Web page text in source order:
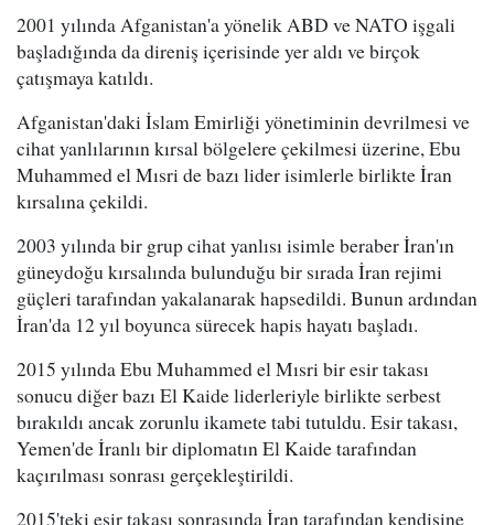
2001 yılında Afganistan'a yönelik ABD ve NATO işgali
başladığında da direniş içerisinde yer aldı ve birçok
çatışmaya katıldı.
Afganistan'daki İslam Emirliği yönetiminin devrilmesi ve
cihat yanlılarının kırsal bölgelere çekilmesi üzerine, Ebu
Muhammed el Mısri de bazı lider isimlerle birlikte İran
kırsalına çekildi.
2003 yılında bir grup cihat yanlısı isimle beraber İran'ın
güneydoğu kırsalında bulunduğu bir sırada İran rejimi
güçleri tarafından yakalanarak hapsedildi. Bunun ardından
İran'da 12 yıl boyunca sürecek hapis hayatı başladı.
2015 yılında Ebu Muhammed el Mısri bir esir takası
sonucu diğer bazı El Kaide liderleriyle birlikte serbest
bırakıldı ancak zorunlu ikamete tabi tutuldu. Esir takası,
Yemen'de İranlı bir diplomatın El Kaide tarafından
kaçırılması sonrası gerçekleştirildi.
2015'teki esir takası sonrasında İran tarafından kendisine